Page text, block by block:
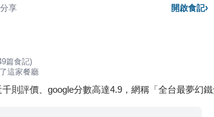
分享 開啟食記›
篇食記)
這家餐廳
則評價、google分數高達4.9，網稱「全台最夢幻